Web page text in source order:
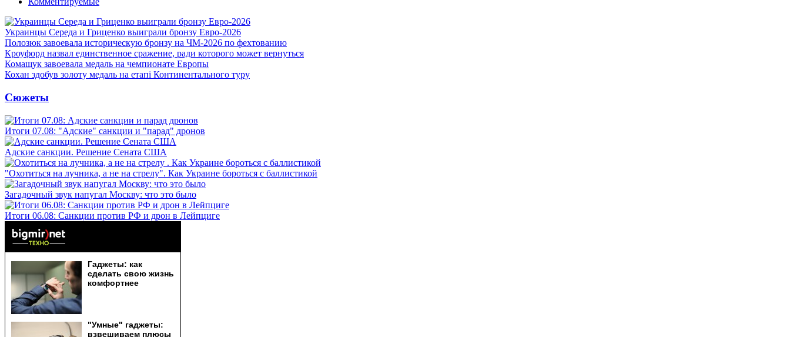
Украинцы Середа и Гриценко выиграли бронзу Евро-2026
Полозюк завоевала историческую бронзу на ЧМ-2026 по фехтованию
Кроуфорд назвал единственное сражение, ради которого может вернуться
Комащук завоевала медаль на чемпионате Европы
Кохан здобув золоту медаль на етапі Континентального туру
Сюжеты
Итоги 07.08: "Адские" санкции и "парад" дронов
Адские санкции. Решение Сената США
"Охотиться на лучника, а не на стрелу". Как Украине бороться с баллистикой
Загадочный звук напугал Москву: что это было
Итоги 06.08: Санкции против РФ и дрон в Лейпциге